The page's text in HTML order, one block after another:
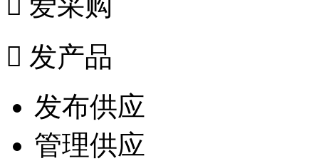
 发产品
发布供应
管理供应